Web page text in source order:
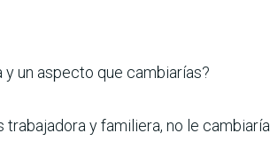
y un aspecto que cambiarías?
y familiera, no le cambiaría